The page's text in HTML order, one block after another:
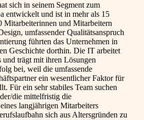
sich in seinem Segment zum
entwickelt und ist in mehr als 15
Mitarbeiterinnen und Mitarbeitern
umfassender Qualitätsanspruch
führten das Unternehmen in
Geschichte dorthin. Die IT arbeitet
und trägt mit ihren Lösungen
bei, weil die umfassende
ein wesentlicher Faktor für
Für ein sehr stabiles Team suchen
die mittelfristig die
langjährigen Mitarbeiters
sich aus Altersgründen zu